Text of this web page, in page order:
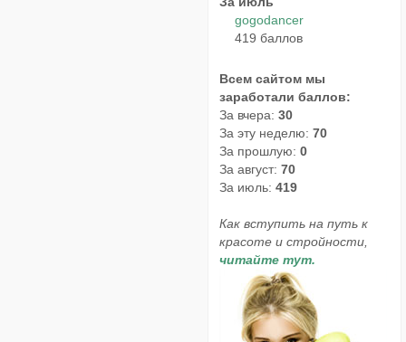
gogodancer
419 баллов
Всем сайтом мы
заработали баллов:
За вчера: 30
За эту неделю: 70
За прошлую: 0
За август: 70
За июль: 419
Как вступить на путь к
красоте и стройности,
читайте тут.